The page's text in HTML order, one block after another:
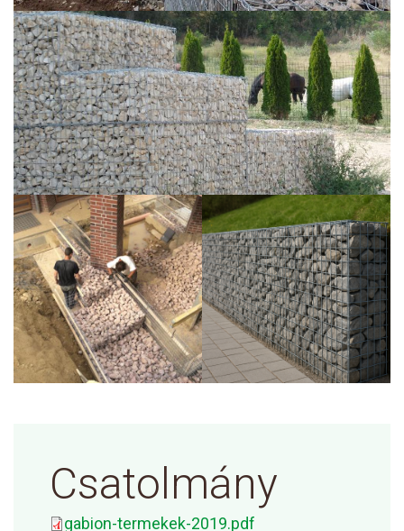
Csatolmány
gabion-termekek-2019.pdf